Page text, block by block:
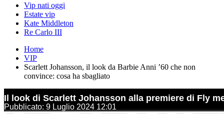
Vip nati oggi
Estate vip
Kate Middleton
Re Carlo III
Home
VIP
Scarlett Johansson, il look da Barbie Anni ’60 che non
convince: cosa ha sbagliato
Il look di Scarlett Johansson alla premiere di Fly
Pubblicato: 9 Luglio 2024 12:01